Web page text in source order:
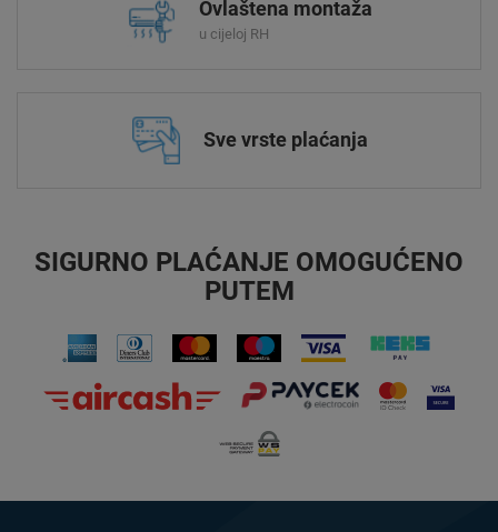
Ovlaštena montaža
u cijeloj RH
Sve vrste plaćanja
SIGURNO PLAĆANJE OMOGUĆENO
PUTEM